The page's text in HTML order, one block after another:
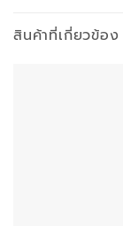
สินค้าที่เกี่ยวข้อง